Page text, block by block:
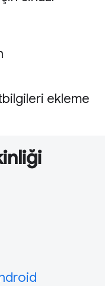
ekleme